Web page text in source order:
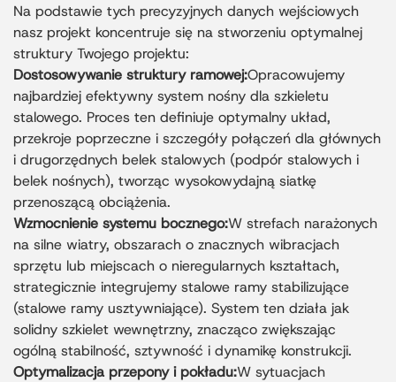
Na podstawie tych precyzyjnych danych wejściowych
nasz projekt koncentruje się na stworzeniu optymalnej
struktury Twojego projektu:
Dostosowywanie struktury ramowej:Opracowujemy
najbardziej efektywny system nośny dla szkieletu
stalowego. Proces ten definiuje optymalny układ,
przekroje poprzeczne i szczegóły połączeń dla głównych
i drugorzędnych belek stalowych (podpór stalowych i
belek nośnych), tworząc wysokowydajną siatkę
przenoszącą obciążenia.
Wzmocnienie systemu bocznego:W strefach narażonych
na silne wiatry, obszarach o znacznych wibracjach
sprzętu lub miejscach o nieregularnych kształtach,
strategicznie integrujemy stalowe ramy stabilizujące
(stalowe ramy usztywniające). System ten działa jak
solidny szkielet wewnętrzny, znacząco zwiększając
ogólną stabilność, sztywność i dynamikę konstrukcji.
Optymalizacja przepony i pokładu:W sytuacjach